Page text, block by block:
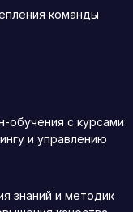
команды
обучения с курсами
и управлению
знаний и методик